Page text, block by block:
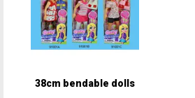
38cm bendable dolls